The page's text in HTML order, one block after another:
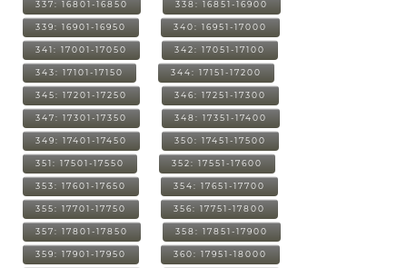
337: 16801-16850 338: 16851-16900
339: 16901-16950 340: 16951-17000
341: 17001-17050 342: 17051-17100
343: 17101-17150 344: 17151-17200
345: 17201-17250 346: 17251-17300
347: 17301-17350 348: 17351-17400
349: 17401-17450 350: 17451-17500
351: 17501-17550 352: 17551-17600
353: 17601-17650 354: 17651-17700
355: 17701-17750 356: 17751-17800
357: 17801-17850 358: 17851-17900
359: 17901-17950 360: 17951-18000